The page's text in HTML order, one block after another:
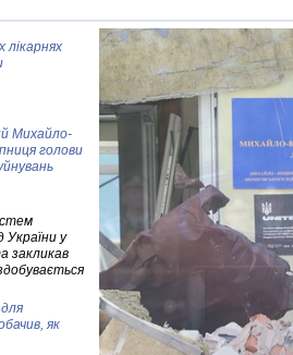
лікарнях
Михайло-
голови
України у
закликав
як